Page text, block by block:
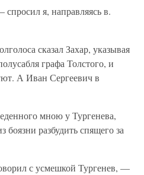
я, направляясь в.
сказал Захар, указывая
графа Толстого, и
А Иван Сергеевич в
мною у Тургенева,
разбудить спящего за
с усмешкой Тургенев, —